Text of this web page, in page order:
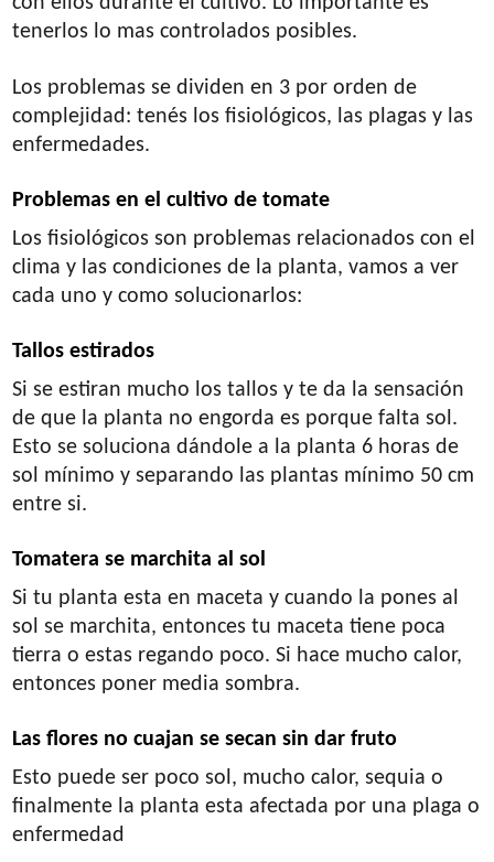
tenerlos lo mas controlados posibles.
Los problemas se dividen en 3 por orden de
complejidad: tenés los fisiológicos, las plagas y las
enfermedades.
Problemas en el cultivo de tomate
Los fisiológicos son problemas relacionados con el
clima y las condiciones de la planta, vamos a ver
cada uno y como solucionarlos:
Tallos estirados
Si se estiran mucho los tallos y te da la sensación
de que la planta no engorda es porque falta sol.
Esto se soluciona dándole a la planta 6 horas de
sol mínimo y separando las plantas mínimo 50 cm
entre si.
Tomatera se marchita al sol
Si tu planta esta en maceta y cuando la pones al
sol se marchita, entonces tu maceta tiene poca
tierra o estas regando poco. Si hace mucho calor,
entonces poner media sombra.
Las flores no cuajan se secan sin dar fruto
Esto puede ser poco sol, mucho calor, sequia o
finalmente la planta esta afectada por una plaga o
enfermedad